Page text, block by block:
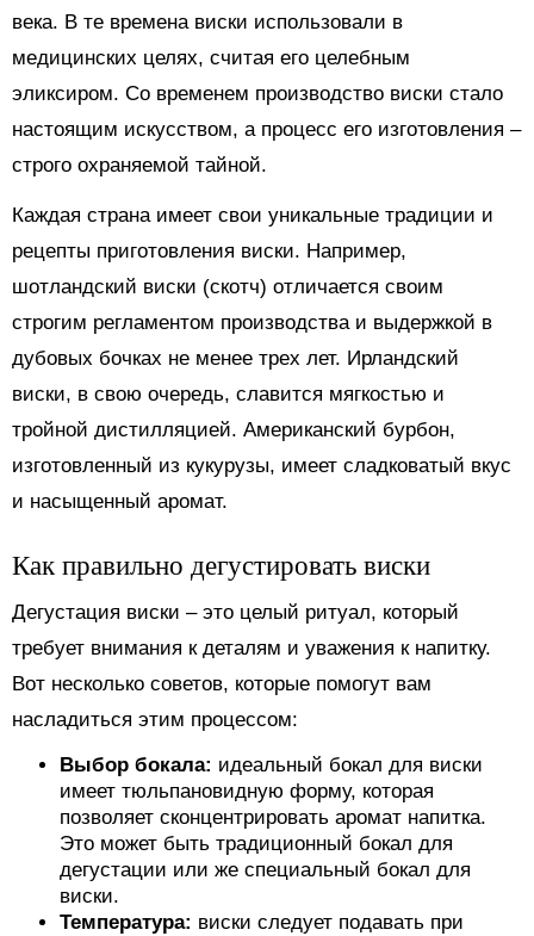
века. В те времена виски использовали в
медицинских целях, считая его целебным
эликсиром. Со временем производство виски стало
настоящим искусством, а процесс его изготовления –
строго охраняемой тайной.
Каждая страна имеет свои уникальные традиции и
рецепты приготовления виски. Например,
шотландский виски (скотч) отличается своим
строгим регламентом производства и выдержкой в
дубовых бочках не менее трех лет. Ирландский
виски, в свою очередь, славится мягкостью и
тройной дистилляцией. Американский бурбон,
изготовленный из кукурузы, имеет сладковатый вкус
и насыщенный аромат.
Как правильно дегустировать виски
Дегустация виски – это целый ритуал, который
требует внимания к деталям и уважения к напитку.
Вот несколько советов, которые помогут вам
насладиться этим процессом:
Выбор бокала: идеальный бокал для виски
имеет тюльпановидную форму, которая
позволяет сконцентрировать аромат напитка.
Это может быть традиционный бокал для
дегустации или же специальный бокал для
виски.
Температура: виски следует подавать при